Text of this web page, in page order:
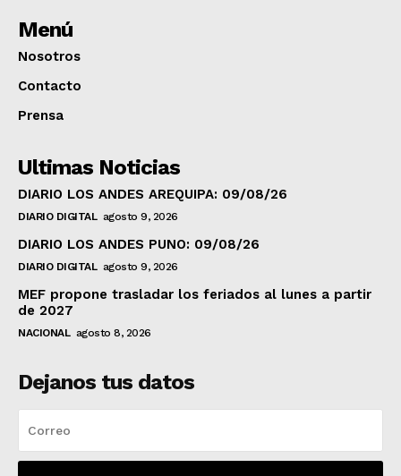
Menú
Nosotros
Contacto
Prensa
Ultimas Noticias
DIARIO LOS ANDES AREQUIPA: 09/08/26
DIARIO DIGITAL agosto 9, 2026
DIARIO LOS ANDES PUNO: 09/08/26
DIARIO DIGITAL agosto 9, 2026
MEF propone trasladar los feriados al lunes a partir
de 2027
NACIONAL agosto 8, 2026
Dejanos tus datos